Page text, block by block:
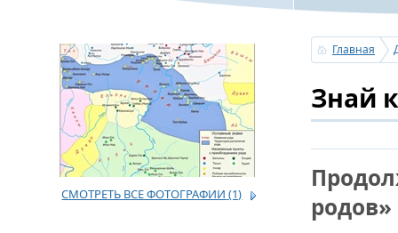
СОВЕТА
УСЕРГАН.
СМОТРЕТЬ ВСЕ ФОТОГРАФИИ (1)
Главная
Знай
родов»